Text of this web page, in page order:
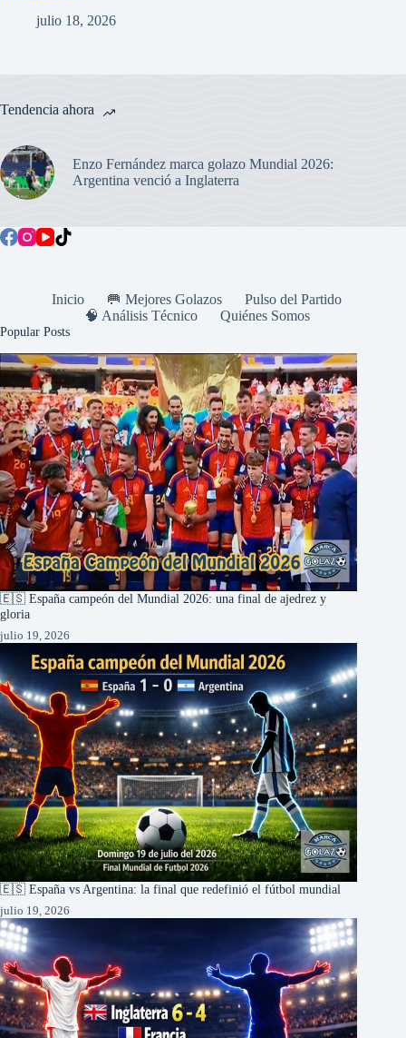
julio 18, 2026
Tendencia ahora
Enzo Fernández marca golazo Mundial 2026:
Argentina venció a Inglaterra
Inicio 🥅 Mejores Golazos
Pulso del Partido
🧠 Análisis Técnico
Quiénes Somos
Popular Posts
🇪🇸 España campeón del Mundial 2026: una final de ajedrez y
gloria
julio 19, 2026
🇪🇸 España vs Argentina: la final que redefinió el fútbol mundial
julio 19, 2026